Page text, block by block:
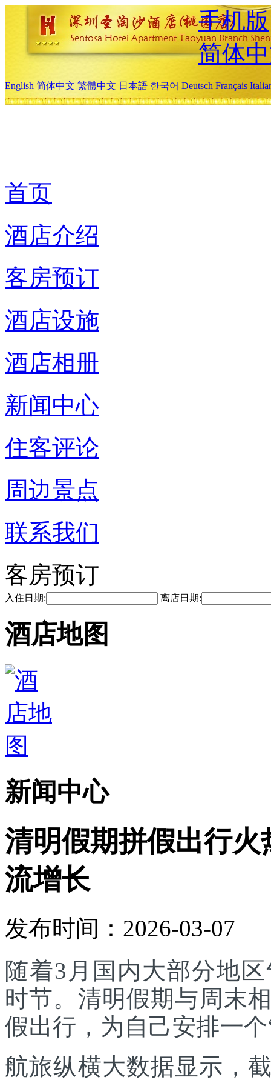
手机版
简体
English 简体中文 繁體中文 日本語 한국어 Deutsch Français
首页
酒店介绍
客房预订
酒店设施
酒店相册
新闻中心
住客评论
周边景点
联系我们
客房预订
入住日期: 离店日期:
酒店地图
新闻中心
清明假期拼假出行
流增长
发布时间：2026-03-07
随着3月国内大部分地
时节。清明假期与周末
假出行，为自己安排一
航旅纵横大数据显示，